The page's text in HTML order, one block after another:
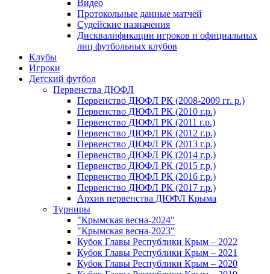
Видео
Протокольные данные матчей
Судейские назначения
Дисквалификации игроков и официальных
лиц футбольных клубов
Клубы
Игроки
Детский футбол
Первенства ДЮФЛ
Первенство ДЮФЛ РК (2008-2009 гг. р.)
Первенство ДЮФЛ РК (2010 г.р.)
Первенство ДЮФЛ РК (2011 г.р.)
Первенство ДЮФЛ РК (2012 г.р.)
Первенство ДЮФЛ РК (2013 г.р.)
Первенство ДЮФЛ РК (2014 г.р.)
Первенство ДЮФЛ РК (2015 г.р.)
Первенство ДЮФЛ РК (2016 г.р.)
Первенство ДЮФЛ РК (2017 г.р.)
Архив первенства ДЮФЛ Крыма
Турниры
"Крымская весна-2024"
"Крымская весна-2023"
Кубок Главы Республики Крым – 2022
Кубок Главы Республики Крым – 2021
Кубок Главы Республики Крым – 2020